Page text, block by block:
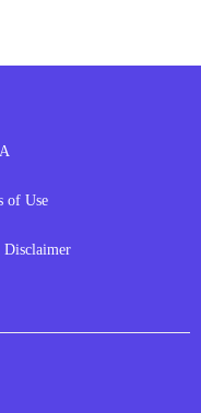
of Use
Disclaimer